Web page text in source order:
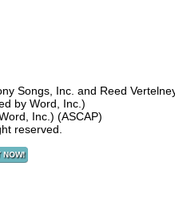
Songs, Inc. and Reed
by Word, Inc.)
Inc.) (ASCAP)
reserved.